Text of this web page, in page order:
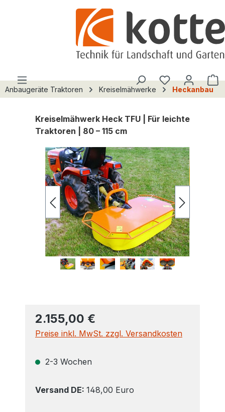
Du hast 0
Anbaugeräte Traktoren Kreiselmähwerke Heckanbau
Kreiselmähwerk Heck TFU | Für leichte
Traktoren | 80 – 115 cm
Bildergalerie überspringen
2.155,00 €
Preise inkl. MwSt. zzgl. Versandkosten
2-3 Wochen
Versand DE: 148,00 Euro